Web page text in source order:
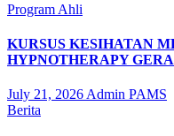
Program Ahli
KURSUS KESIHATAN
HYPNOTHERAPY
July 21, 2026 Admin PAMS
Berita